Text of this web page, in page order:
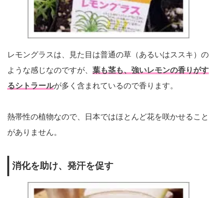
レモングラスは、見た目は普通の草（あるいはススキ）の
ような感じなのですが、 葉も茎も、強いレモンの香りがす
るシトラールが多く含まれているので香ります。
熱帯性の植物なので、日本ではほとんど花を咲かせること
がありません。
消化を助け、発汗を促す